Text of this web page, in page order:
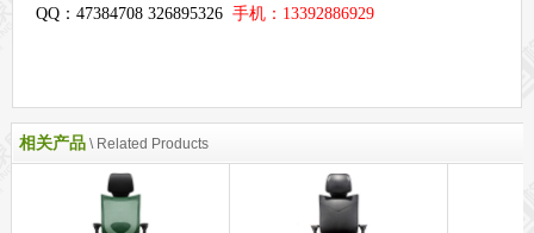
QQ：47384708 326895326 手机：13392886929
相关产品 \ Related Products